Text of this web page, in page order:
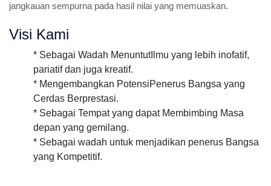
jangkauan sempurna pada hasil nilai yang memuaskan.
Visi Kami
* Sebagai Wadah MenuntutIlmu yang lebih inofatif,
pariatif dan juga kreatif.
* Mengembangkan PotensiPenerus Bangsa yang
Cerdas Berprestasi.
* Sebagai Tempat yang dapat Membimbing Masa
depan yang gemilang.
* Sebagai wadah untuk menjadikan penerus Bangsa
yang Kompetitif.